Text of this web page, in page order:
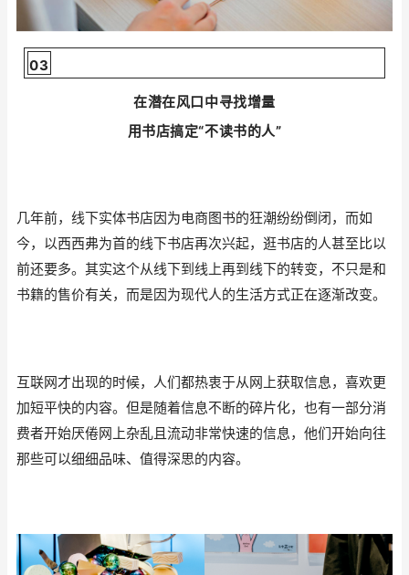
03
在潜在风口中寻找增量
用书店搞定“不读书的人”
几年前，线下实体书店因为电商图书的狂潮纷纷倒闭，而如
今，以西西弗为首的线下书店再次兴起，逛书店的人甚至比以
前还要多。其实这个从线下到线上再到线下的转变，不只是和
书籍的售价有关，而是因为现代人的生活方式正在逐渐改变。
互联网才出现的时候，人们都热衷于从网上获取信息，喜欢更
加短平快的内容。但是随着信息不断的碎片化，也有一部分消
费者开始厌倦网上杂乱且流动非常快速的信息，他们开始向往
那些可以细细品味、值得深思的内容。